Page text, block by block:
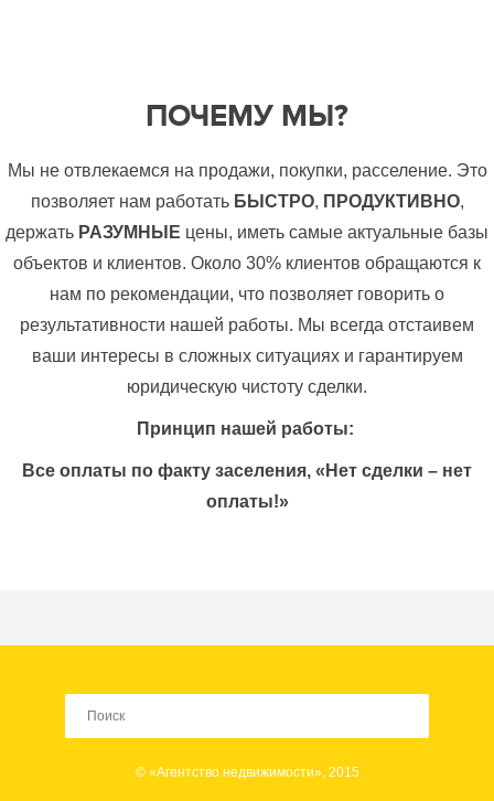
ПОЧЕМУ МЫ?
Мы не отвлекаемся на продажи, покупки, расселение. Это
позволяет нам работать БЫСТРО, ПРОДУКТИВНО,
держать РАЗУМНЫЕ цены, иметь самые актуальные базы
объектов и клиентов. Около 30% клиентов обращаются к
нам по рекомендации, что позволяет говорить о
результативности нашей работы. Мы всегда отстаивем
ваши интересы в сложных ситуациях и гарантируем
юридическую чистоту сделки.
Принцип нашей работы:
Все оплаты по факту заселения, «Нет сделки – нет
оплаты!»
© «Агентство недвижимости», 2015